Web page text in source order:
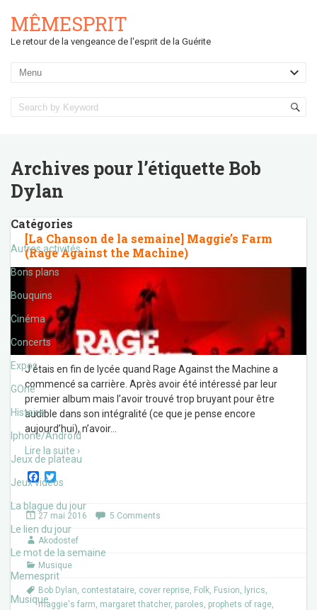
MÊMESPRIT
Le retour de la vengeance de l'esprit de la Guérite
Archives pour l’étiquette Bob
Dylan
Catégories
Autres activités
Bons plans
Bouquins
Cinéma
Concerts
Expos
GOne
Histoire
Iphone/Androïd
Jeux de plateau
Jeux vidéos
La blague du jour
Le lien du jour
Le mot de la semaine
Memesprit
Musique
[La Chanson de la semaine] Maggie’s Farm
(Rage Against the Machine)
J’étais en fin de lycée quand Rage Against the Machine a
commencé sa carrière. Après avoir été intéressé par leur
premier album mais l’avoir trouvé trop bruyant pour être
audible dans son intégralité (ce que je pense encore
aujourd’hui), n’avoir…
Lire la suite ›
F
a
e
b
o
o
k
w
t
t
e
r
27 mai 2016 5 Comments
Akodostef
Musique
Bob Dylan, contestataire, cover reprise, Folk, Fusion, lyrics,
maggie's farm, margaret thatcher, paroles, prophets of rage,